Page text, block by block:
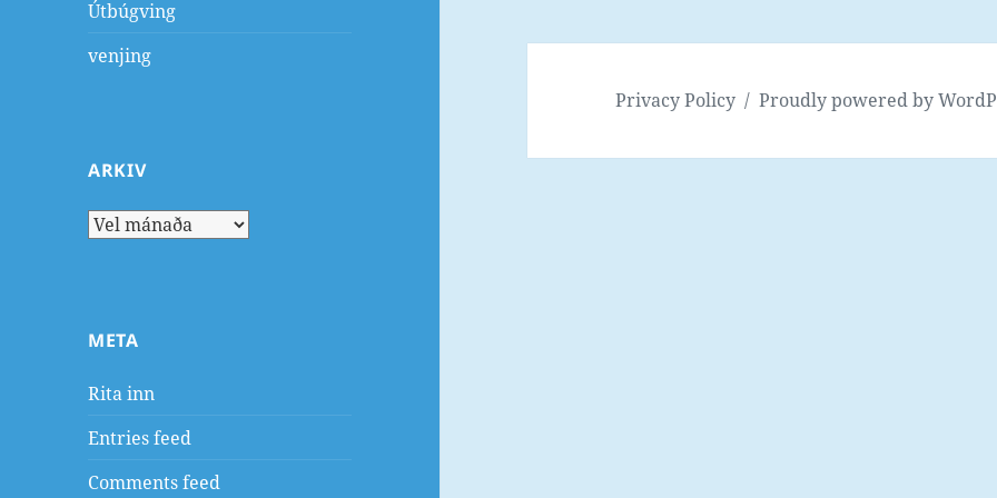
Útbúgving
venjing
ARKIV
Arkiv
META
Rita inn
Entries feed
Comments feed
Privacy Policy Proudly powered by